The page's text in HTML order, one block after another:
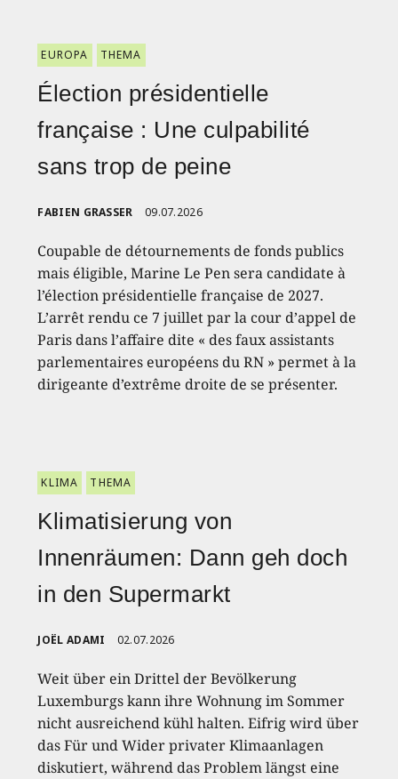
EUROPA THEMA
Élection présidentielle
française : Une culpabilité
sans trop de peine
FABIEN GRASSER 09.07.2026
Coupable de détournements de fonds publics
mais éligible, Marine Le Pen sera candidate à
l’élection présidentielle française de 2027.
L’arrêt rendu ce 7 juillet par la cour d’appel de
Paris dans l’affaire dite « des faux assistants
parlementaires européens du RN » permet à la
dirigeante d’extrême droite de se présenter.
KLIMA THEMA
Klimatisierung von
Innenräumen: Dann geh doch
in den Supermarkt
JOËL ADAMI 02.07.2026
Weit über ein Drittel der Bevölkerung
Luxemburgs kann ihre Wohnung im Sommer
nicht ausreichend kühl halten. Eifrig wird über
das Für und Wider privater Klimaanlagen
diskutiert, während das Problem längst eine